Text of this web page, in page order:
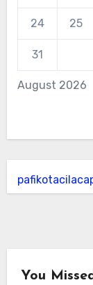
August 2026
24 25
31
You